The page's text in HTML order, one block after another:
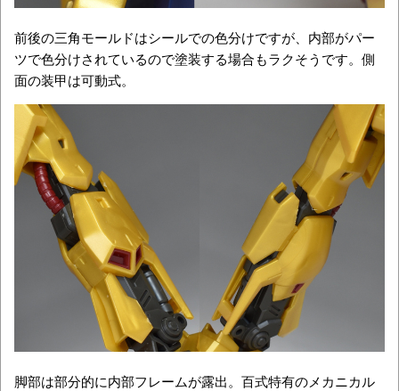
前後の三角モールドはシールでの色分けですが、内部がパー
ツで色分けされているので塗装する場合もラクそうです。側
面の装甲は可動式。
脚部は部分的に内部フレームが露出。百式特有のメカニカル